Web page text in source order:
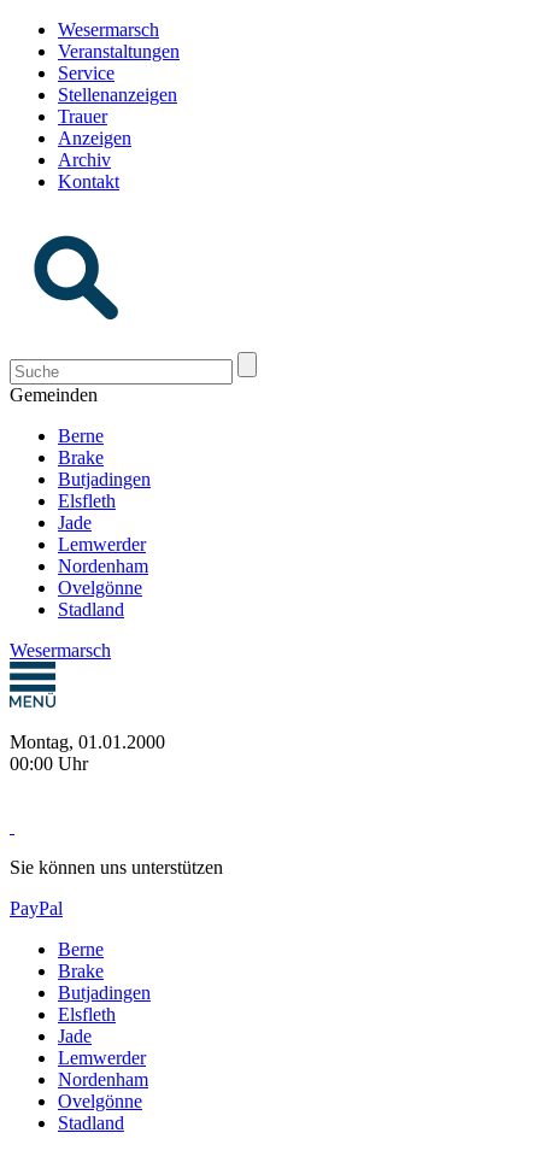
Wesermarsch
Veranstaltungen
Service
Stellenanzeigen
Trauer
Anzeigen
Archiv
Kontakt
Gemeinden
Berne
Brake
Butjadingen
Elsfleth
Jade
Lemwerder
Nordenham
Ovelgönne
Stadland
Wesermarsch
Montag, 01.01.2000
00:00 Uhr
Sie können uns unterstützen
PayPal
Berne
Brake
Butjadingen
Elsfleth
Jade
Lemwerder
Nordenham
Ovelgönne
Stadland